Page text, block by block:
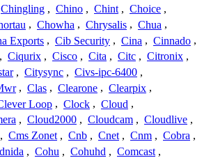
Chingling , Chino , Chint , Choice ,
, Chowha , Chrysalis , Chua ,
Exports , Cib Security , Cina , Cinnado ,
, Ciqurix , Cisco , Cita , Citc , Citronix ,
, Citysync , Civs-ipc-6400 ,
, Clas , Clearone , Clearpix ,
Loop , Clock , Cloud ,
, Cloud2000 , Cloudcam , Cloudlive ,
, Cms Zonet , Cnb , Cnet , Cnm , Cobra ,
, Cohu , Cohuhd , Comcast ,